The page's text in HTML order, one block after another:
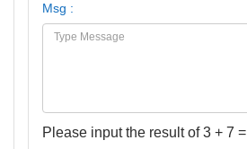
Msg :
Please input the result of 3 + 7 =